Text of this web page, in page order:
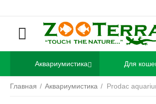
Аквариумистика Для
Главная / Аквариумистика / Prodac